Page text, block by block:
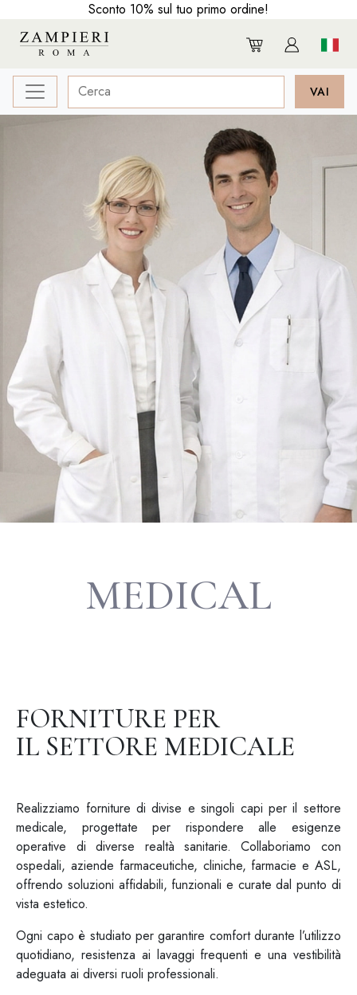
Sconto 10% sul tuo primo ordine!
MEDICAL
FORNITURE PER
IL SETTORE MEDICALE
Realizziamo forniture di divise e singoli capi per il settore
medicale, progettate per rispondere alle esigenze
operative di diverse realtà sanitarie. Collaboriamo con
ospedali, aziende farmaceutiche, cliniche, farmacie e ASL,
offrendo soluzioni affidabili, funzionali e curate dal punto di
vista estetico.
Ogni capo è studiato per garantire comfort durante l’utilizzo
quotidiano, resistenza ai lavaggi frequenti e una vestibilità
adeguata ai diversi ruoli professionali.